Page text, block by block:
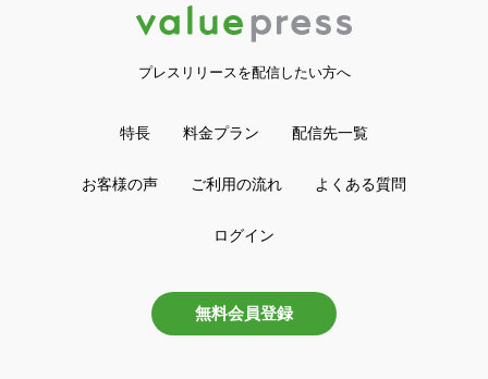
プレスリリースを配信したい方へ
特長 料金プラン 配信先一覧
お客様の声 ご利用の流れ よくある質問
ログイン
無料会員登録